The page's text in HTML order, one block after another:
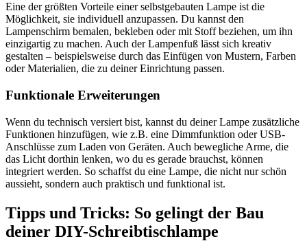
Eine der größten Vorteile einer selbstgebauten Lampe ist die
Möglichkeit, sie individuell anzupassen. Du kannst den
Lampenschirm bemalen, bekleben oder mit Stoff beziehen, um ihn
einzigartig zu machen. Auch der Lampenfuß lässt sich kreativ
gestalten – beispielsweise durch das Einfügen von Mustern, Farben
oder Materialien, die zu deiner Einrichtung passen.
Funktionale Erweiterungen
Wenn du technisch versiert bist, kannst du deiner Lampe zusätzliche
Funktionen hinzufügen, wie z.B. eine Dimmfunktion oder USB-
Anschlüsse zum Laden von Geräten. Auch bewegliche Arme, die
das Licht dorthin lenken, wo du es gerade brauchst, können
integriert werden. So schaffst du eine Lampe, die nicht nur schön
aussieht, sondern auch praktisch und funktional ist.
Tipps und Tricks: So gelingt der Bau
deiner DIY-Schreibtischlampe